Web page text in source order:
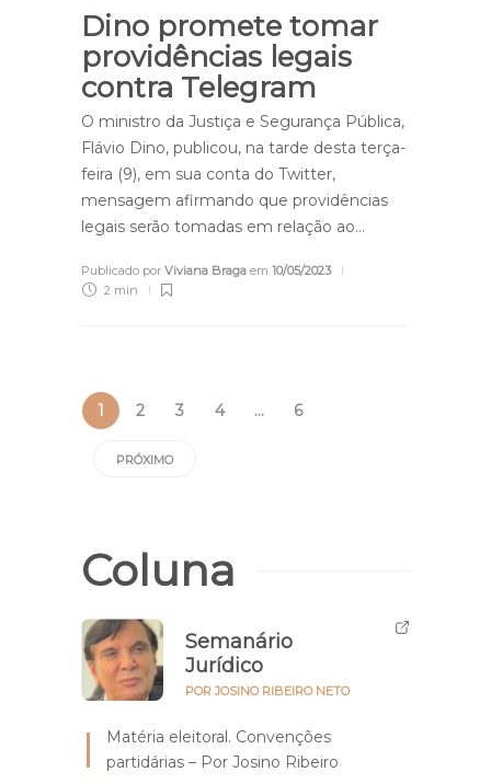
Dino promete tomar
providências legais
contra Telegram
O ministro da Justiça e Segurança Pública,
Flávio Dino, publicou, na tarde desta terça-
feira (9), em sua conta do Twitter,
mensagem afirmando que providências
legais serão tomadas em relação ao…
Publicado por Viviana Braga em 10/05/2023
2 min
1 2 3 4 … 6
PRÓXIMO
Coluna
Semanário
Jurídico
POR JOSINO RIBEIRO NETO
Matéria eleitoral. Convenções
partidárias – Por Josino Ribeiro